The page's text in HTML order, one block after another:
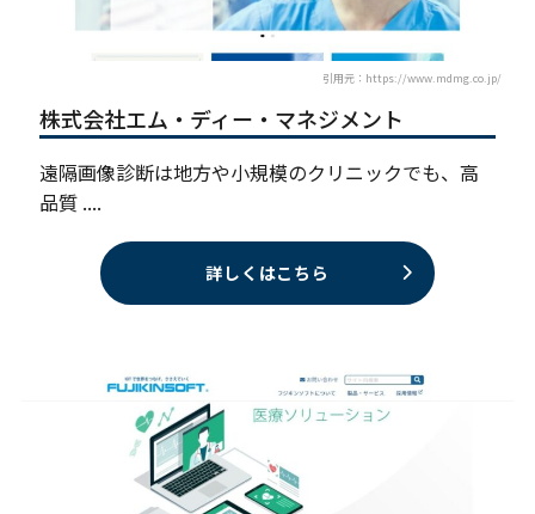
引用元：https://www.mdmg.co.jp/
株式会社エム・ディー・マネジメント
遠隔画像診断は地方や小規模のクリニックでも、高
品質 ....
詳しくはこちら